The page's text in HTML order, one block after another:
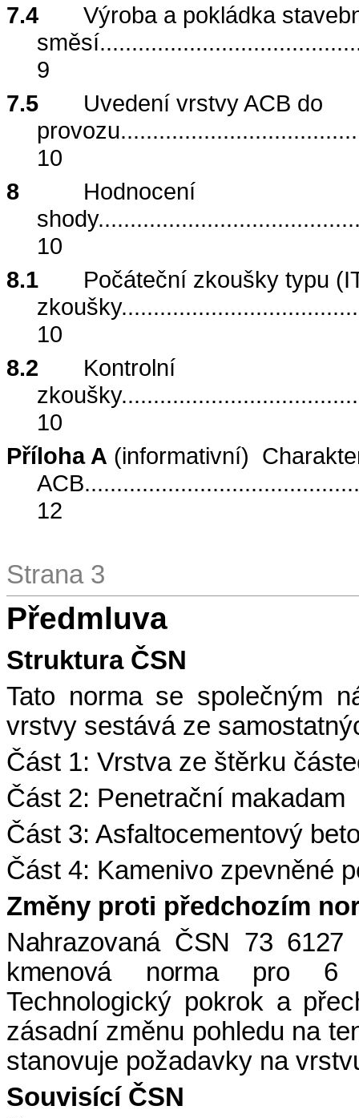
7.4
Výroba a pokládka
směsí
9
7.5
Uvedení vrstvy ACB do
provozu
10
8
Hodnocení
shody
10
8.1
Počáteční zkoušky typu
zkoušky
10
8.2
Kontrolní
zkoušky
10
Příloha A (informativní)
ACB
12
Strana 3
Předmluva
Struktura ČSN
Tato norma se společným
vrstvy sestává ze
Část 1: Vrstva ze štěrku
Část 2: Penetrační makadam
Část 3: Asfaltocementový
Část 4: Kamenivo zpevněné
Změny proti předchozím
Nahrazovaná ČSN 73
kmenová norma pro 6
Technologický pokrok a
zásadní změnu pohledu na
stanovuje požadavky na
Souvisící ČSN